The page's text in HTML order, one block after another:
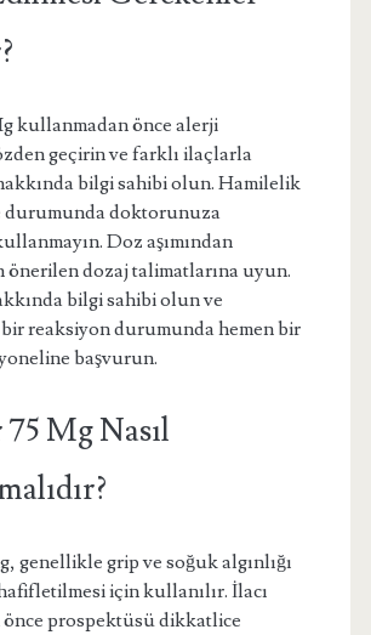
kullanmadan önce alerji
geçirin ve farklı ilaçlarla
bilgi sahibi olun. Hamilelik
durumunda doktorunuza
Doz aşımından
önerilen dozaj talimatlarına uyun.
bilgi sahibi olun ve
reaksiyon durumunda hemen bir
başvurun.
Mg Nasıl
genellikle grip ve soğuk algınlığı
için kullanılır. İlacı
prospektüsü dikkatlice